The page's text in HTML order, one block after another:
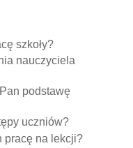
szkoły?
nauczyciela
podstawę
uczniów?
pracę na lekcji?